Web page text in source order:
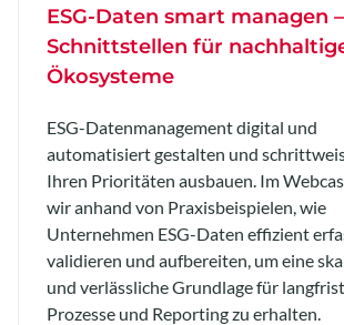
ESG-Daten smart managen –
Schnittstellen für
Ökosysteme
ESG-Datenmanagement digital und
automatisiert gestalten und
Ihren Prioritäten ausbauen. Im
wir anhand von Praxisbeispielen, wie
Unternehmen ESG-Daten effizient
validieren und aufbereiten, um eine
und verlässliche Grundlage für
Prozesse und Reporting zu erhalten.